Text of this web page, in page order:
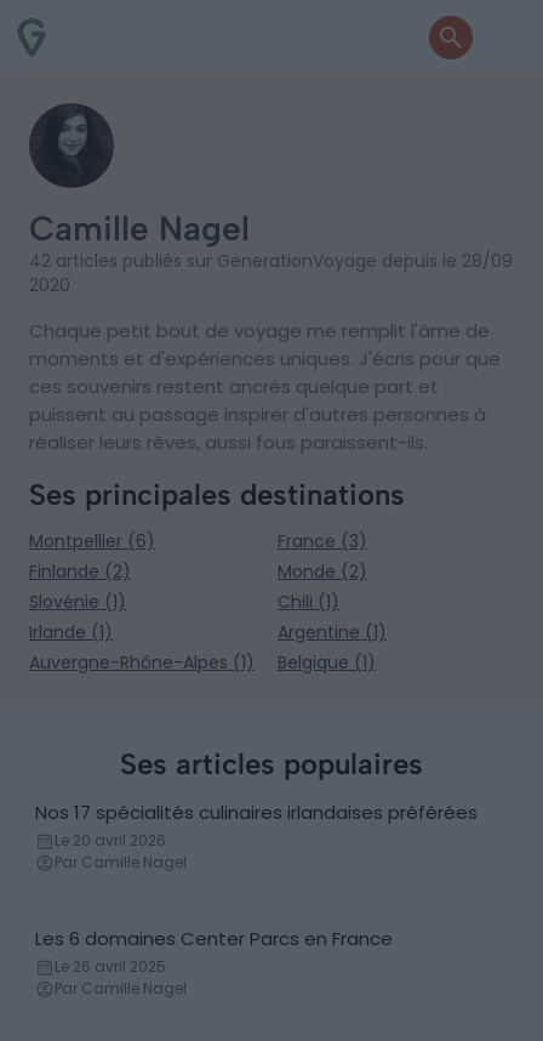
Camille Nagel
42 articles publiés sur GenerationVoyage depuis le 28/09
2020
Chaque petit bout de voyage me remplit l'âme de
moments et d'expériences uniques. J'écris pour que
ces souvenirs restent ancrés quelque part et
puissent au passage inspirer d'autres personnes à
réaliser leurs rêves, aussi fous paraissent-ils.
Ses principales destinations
Montpellier (6)
France (3)
Finlande (2)
Monde (2)
Slovénie (1)
Chili (1)
Irlande (1)
Argentine (1)
Auvergne-Rhône-Alpes (1)
Belgique (1)
Ses articles populaires
Gastronomie
Nos 17 spécialités culinaires irlandaises préférées
Le 20 avril 2026
Par Camille Nagel
Village vacances
Les 6 domaines Center Parcs en France
Le 26 avril 2025
Par Camille Nagel